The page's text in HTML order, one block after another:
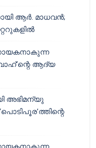
ആർ. മാധവൻ;
ആദ്യ
അഭിമന്യു